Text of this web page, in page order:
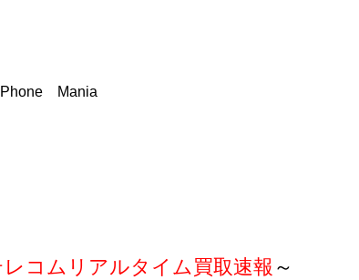
Mania
コムリアルタイム買取速報 ～